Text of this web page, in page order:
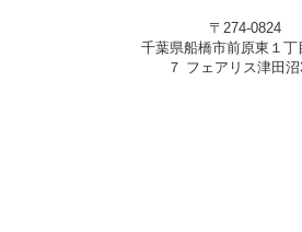
〒274-0824
千葉県船橋市前原東１丁
７ フェアリス津田